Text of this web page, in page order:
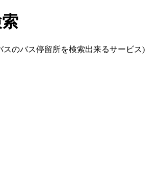
スのバス停留所を検索出来るサービス)